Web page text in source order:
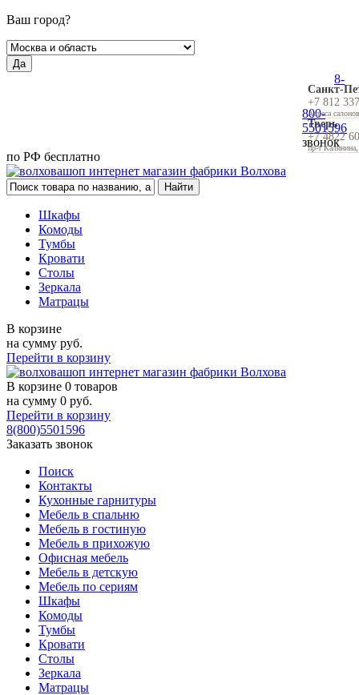
Ваш город?
Да
Санкт-
+7 812
Адреса
Тверь
+7 4822
пр-т
8-
800-
5501596
звонок
по РФ бесплатно
Шкафы
Комоды
Тумбы
Кровати
Столы
Зеркала
Матрацы
В корзине
на сумму руб.
Перейти в корзину
В корзине 0 товаров
на сумму 0 руб.
Перейти в корзину
8(800)5501596
Заказать звонок
Поиск
Контакты
Кухонные гарнитуры
Мебель в спальню
Мебель в гостиную
Мебель в прихожую
Офисная мебель
Мебель в детскую
Мебель по сериям
Шкафы
Комоды
Тумбы
Кровати
Столы
Зеркала
Матрацы